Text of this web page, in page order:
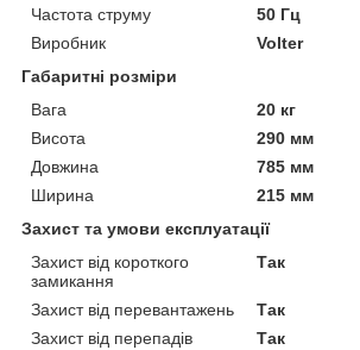
Частота струму
50 Гц
Виробник
Volter
Габаритні розміри
Вага
20 кг
Висота
290 мм
Довжина
785 мм
Ширина
215 мм
Захист та умови експлуатації
Захист від короткого
замикання
Так
Захист від перевантажень
Так
Захист від перепадів
Так